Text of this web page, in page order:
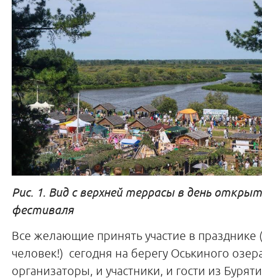
Рис. 1. Вид с верхней террасы в день
фестиваля
Все желающие принять участие в празднике
человек!) сегодня на берегу Оськиного
организаторы, и участники, и гости из